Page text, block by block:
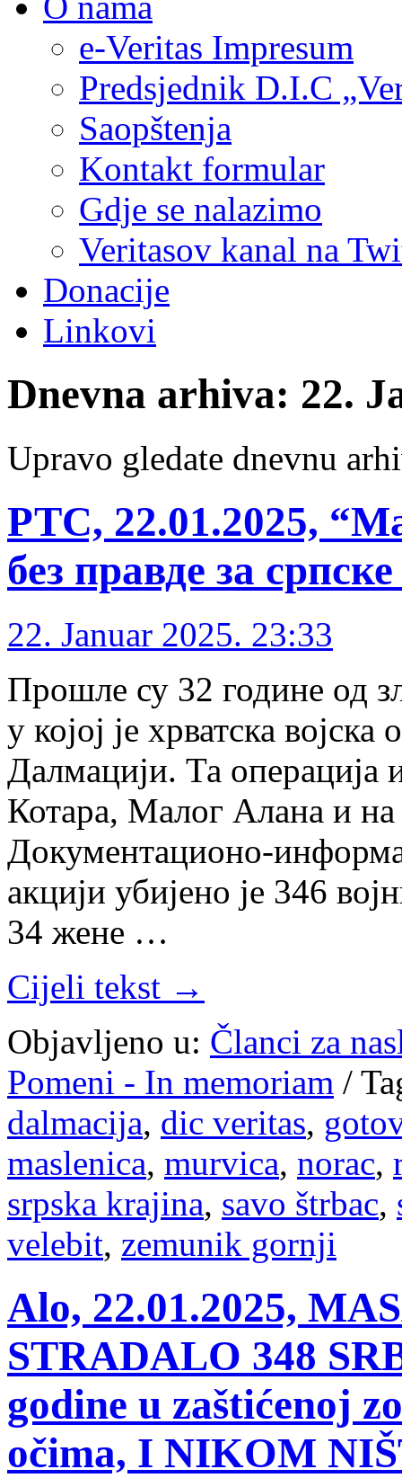
e-Veritas Impresum
Predsjednik D.I.C
Saopštenja
Kontakt formular
Gdje se nalazimo
Veritasov kanal na
Donacije
Linkovi
Dnevna arhiva: 22.
Upravo gledate dnevnu
РТС, 22.01.2025,
без правде за
22. Januar 2025. 23:33
Прошле су 32 године од
у којој је хрватска
Далмацији. Та операција
Котара, Малог Алана и
Документационо-
акцији убијено је 346
34 жене …
Cijeli tekst →
Objavljeno u: Članci za
Pomeni - In memoriam /
dalmacija, dic veritas,
maslenica, murvica, norac,
srpska krajina, savo štrbac,
velebit, zemunik gornji
Alo, 22.01.2025,
STRADALO 348
godine u zaštićenoj
očima, I NIKOM